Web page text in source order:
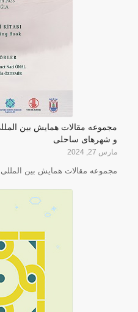
مجموعه مقالات همایش بین
و شهرهای ساحلی
مارس 27, 2024
مجموعه مقالات همایش بین